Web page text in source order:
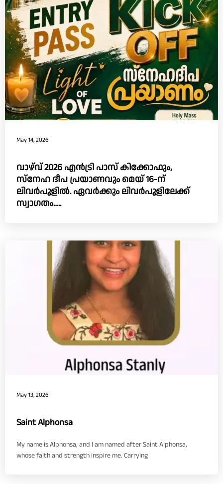
May 14, 2026
വാഴ്‌വ്‌ 2026 എൻട്രി പാസ് കിക്കോഫും,
സ്നേഹ ദീപ പ്രയാണവും മെയ് 16-ന്
ലിവർപൂളിൽ. ഏവർക്കും ലിവർപൂളിലേക്ക്
സ്വാഗതം…..
May 13, 2026
Saint Alphonsa
My name is Alphonsa, and I am named after Saint Alphonsa,
whose faith and strength inspire me. Carrying